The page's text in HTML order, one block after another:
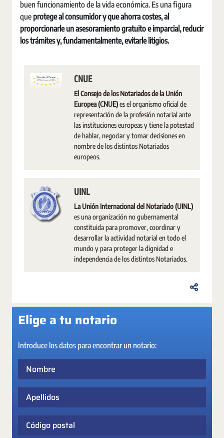
buen funcionamiento de la vida económica. Es una figura
que protege al consumidor y que ahorra costes, al
proporcionarle un asesoramiento gratuito e imparcial, reducir
los trámites y, fundamentalmente, evitarle litigios.
CNUE
El Consejo de los Notariados de la Unión
Europea (CNUE)es el organismo oficial de
representación de la profesión notarial ante
las instituciones europeas y tiene la potestad
de hablar, negociar y tomar decisiones en
nombre de los distintos Notariados
europeos.
UINL
La Unión Internacional del Notariado (UINL)
es una organización no gubernamental
constituida para promover, coordinar y
desarrollar la actividad notarial en todo el
mundo y para proteger la dignidad e
independencia de los distintos Notariados.
Elige a tu notario
Introduce los datos para encontrar un notario:
Apellidos
Código postal